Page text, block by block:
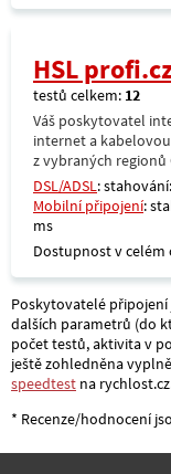
HSL
testů celkem: 12
Váš poskytovatel
internet a
z vybraných regionů
DSL/ADSL:
Mobilní připojení:
ms
Dostupnost v celém
Poskytovatelé připojení
dalších parametrů (do
počet testů, aktivita v
ještě zohledněna
speedtest na
* Recenze/hodnocení